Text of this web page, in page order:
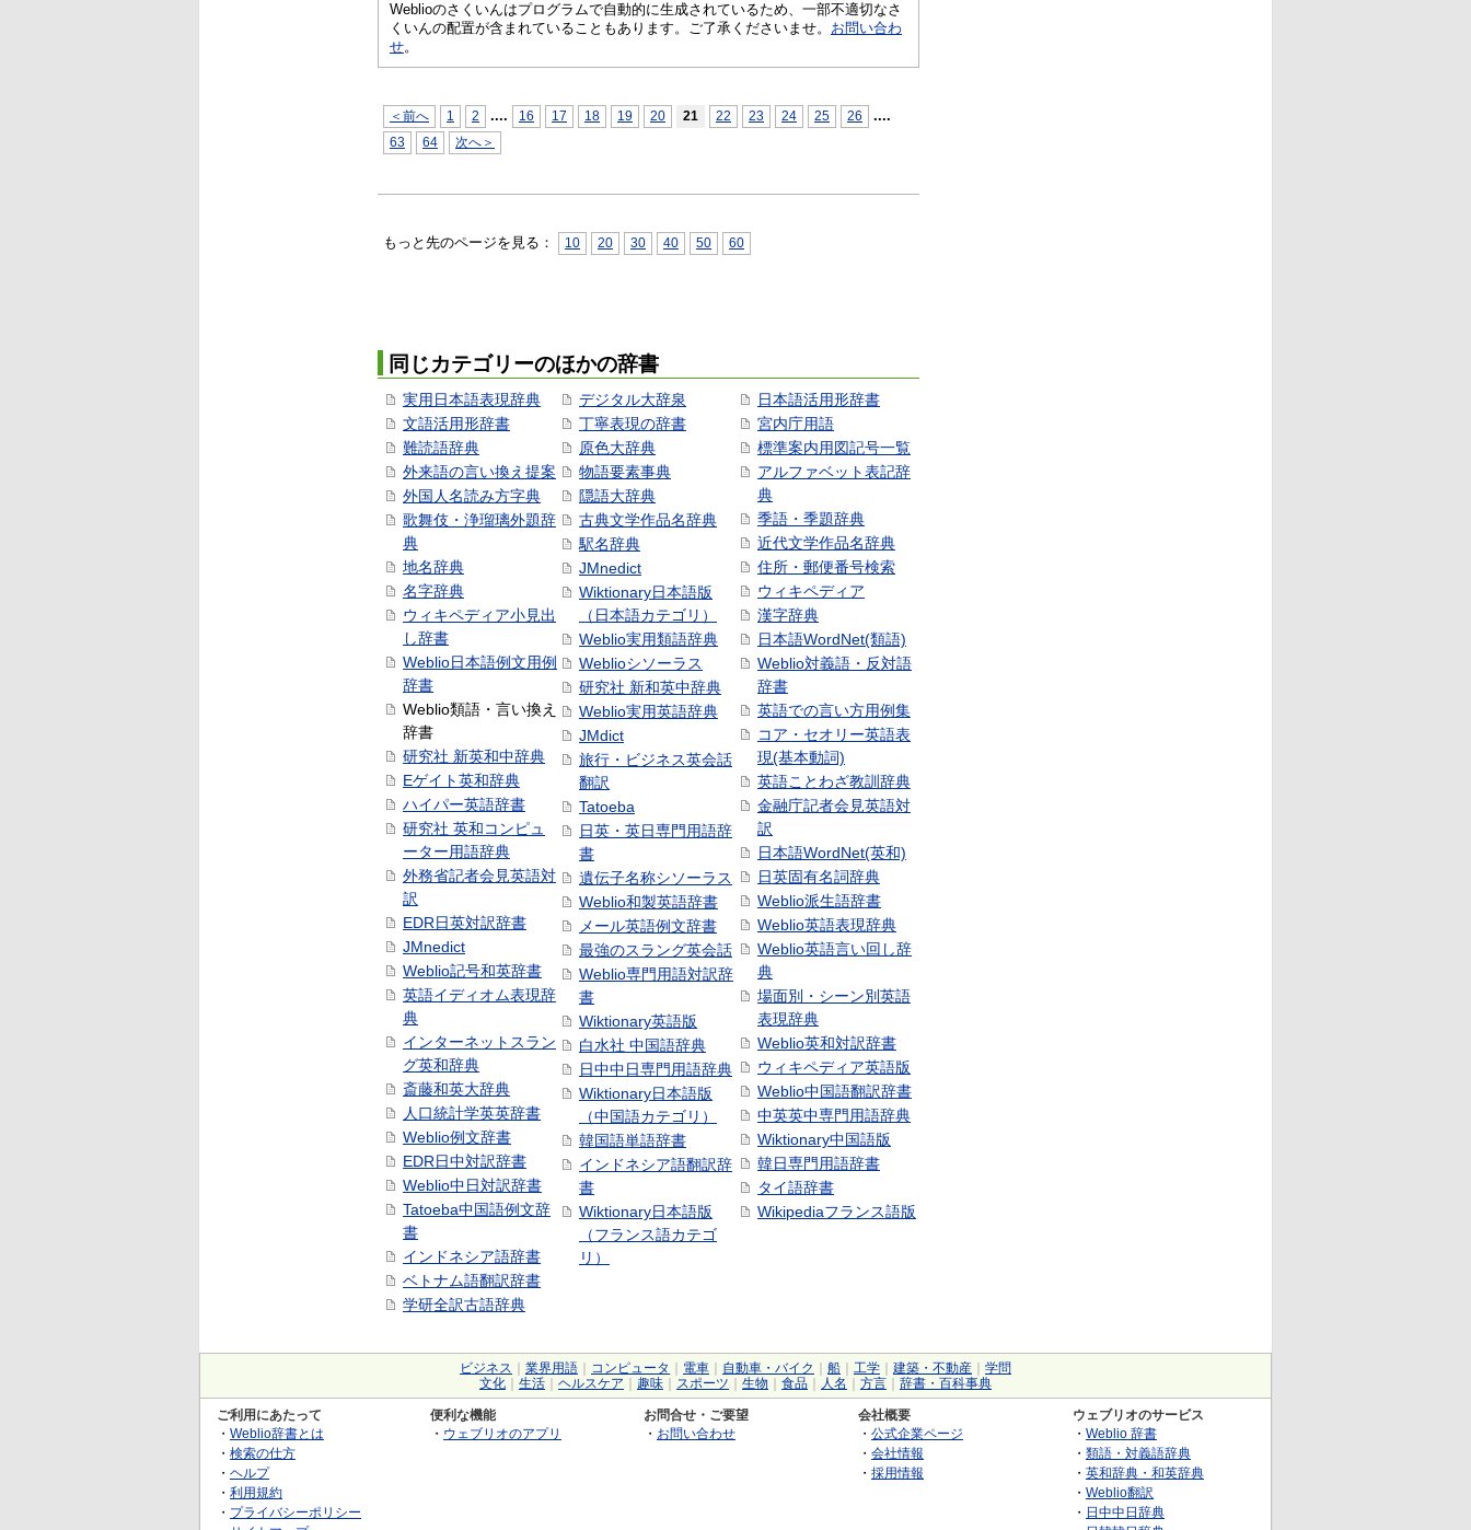
Weblioのさくいんはプログラムで自動的に生成されているため、一部不適切なさ
くいんの配置が含まれていることもあります。ご了承くださいませ。 お問い合わ
せ。
＜前へ 1 2 .... 16 17 18 19 20 21 22 23 24 25 26 ....
63 64 次へ＞
もっと先のページを見る： 10 20 30 40 50 60
同じカテゴリーのほかの辞書
実用日本語表現辞典
文語活用形辞書
難読語辞典
外来語の言い換え提案
外国人名読み方字典
歌舞伎・浄瑠璃外題辞
典
地名辞典
名字辞典
ウィキペディア小見出
し辞書
Weblio日本語例文用例
辞書
Weblio類語・言い換え
辞書
研究社 新英和中辞典
Eゲイト英和辞典
ハイパー英語辞書
研究社 英和コンピュ
ーター用語辞典
外務省記者会見英語対
訳
EDR日英対訳辞書
JMnedict
Weblio記号和英辞書
英語イディオム表現辞
典
インターネットスラン
グ英和辞典
斎藤和英大辞典
人口統計学英英辞書
Weblio例文辞書
EDR日中対訳辞書
Weblio中日対訳辞書
Tatoeba中国語例文辞
書
インドネシア語辞書
ベトナム語翻訳辞書
学研全訳古語辞典
デジタル大辞泉
丁寧表現の辞書
原色大辞典
物語要素事典
隠語大辞典
古典文学作品名辞典
駅名辞典
JMnedict
Wiktionary日本語版
（日本語カテゴリ）
Weblio実用類語辞典
Weblioシソーラス
研究社 新和英中辞典
Weblio実用英語辞典
JMdict
旅行・ビジネス英会話
翻訳
Tatoeba
日英・英日専門用語辞
書
遺伝子名称シソーラス
Weblio和製英語辞書
メール英語例文辞書
最強のスラング英会話
Weblio専門用語対訳辞
書
Wiktionary英語版
白水社 中国語辞典
日中中日専門用語辞典
Wiktionary日本語版
（中国語カテゴリ）
韓国語単語辞書
インドネシア語翻訳辞
書
Wiktionary日本語版
（フランス語カテゴ
リ）
日本語活用形辞書
宮内庁用語
標準案内用図記号一覧
アルファベット表記辞
典
季語・季題辞典
近代文学作品名辞典
住所・郵便番号検索
ウィキペディア
漢字辞典
日本語WordNet(類語)
Weblio対義語・反対語
辞書
英語での言い方用例集
コア・セオリー英語表
現(基本動詞)
英語ことわざ教訓辞典
金融庁記者会見英語対
訳
日本語WordNet(英和)
日英固有名詞辞典
Weblio派生語辞書
Weblio英語表現辞典
Weblio英語言い回し辞
典
場面別・シーン別英語
表現辞典
Weblio英和対訳辞書
ウィキペディア英語版
Weblio中国語翻訳辞書
中英英中専門用語辞典
Wiktionary中国語版
韓日専門用語辞書
タイ語辞書
Wikipediaフランス語版
ビジネス 業界用語 コンピュータ 電車 自動車・バイク 船 工学 建築・不動産
学問
文化
生活 ヘルスケア 趣味 スポーツ 生物 食品 人名 方言 辞書・百科事典
ご利用にあたって
・ Weblio辞書とは
・ 検索の仕方
・ ヘルプ
・ 利用規約
・ プライバシーポリシー
便利な機能
・ ウェブリオのアプリ
お問合せ・ご要望
・ お問い合わせ
会社概要
・ 公式企業ページ
・ 会社情報
・ 採用情報
ウェブリオのサービス
・ Weblio 辞書
・ 類語・対義語辞典
・ 英和辞典・和英辞典
・ Weblio翻訳
・ 日中中日辞典